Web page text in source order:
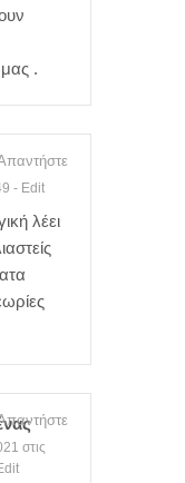
.
- Edit
λέει
στις